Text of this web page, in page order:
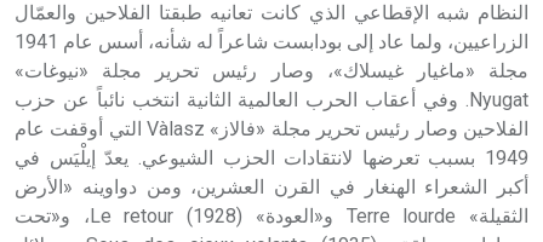
- هل تعلم أن الأبجدية الكنعانية تتألف من /22/ علامة كتابية
sign تكتب منفصلة غير متصلة، وتعتمد المبدأ الأكوروفوني،
حيث تقتصر القيمة الصوتية للعلامة الك
النظام شبه الإقطاعي الذي كانت تعانيه طبقتا الفلاحين والعمّال
الزراعيين، ولما عاد إلى بودابست شاعراً له شأنه، أسس عام 1941
مجلة «ماغيار غيسلاك»، وصار رئيس تحرير مجلة «نيوغات»
Nyugat. وفي أعقاب الحرب العالمية الثانية انتخب نائباً عن حزب
الفلاحين وصار رئيس تحرير مجلة «فالاز» Vàlasz التي أوقفت عام
1949 بسبب تعرضها لانتقادات الحزب الشيوعي. يعدّ إيلْيَس في
أكبر الشعراء الهنغار في القرن العشرين، ومن دواوينه «الأرض
الثقيلة» Terre lourde و«العودة» (1928) Le retour، و«تحت